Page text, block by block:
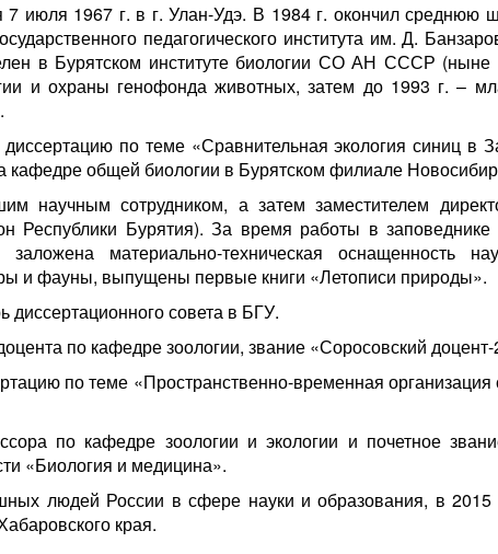
июля 1967 г. в г. Улан-Удэ. В 1984 г. окончил среднюю
педагогического института им. Д.
в Бурятском институте биологии СО АН СССР
и охраны генофонда животных, затем до 1993 г. –
диссертацию по теме «Сравнительная экология синиц
общей биологии в Бурятском филиале
научным сотрудником, а затем заместителем
Республики Бурятия). За время работы в
материально-техническая оснащенность
и фауны, выпущены первые книги «Летописи природы».
диссертационного совета в БГУ.
по кафедре зоологии, звание «Соросовский
по теме «Пространственно-временная организация
по кафедре зоологии и экологии и почетное
«Биология и медицина».
людей России в сфере науки и образования, в 2015
края.